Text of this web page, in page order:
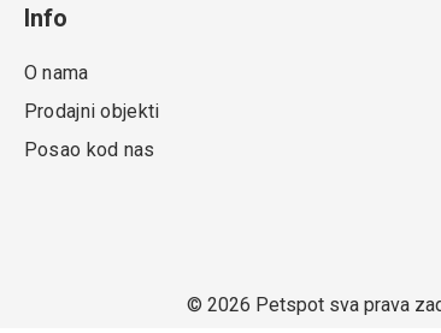
Info
O nama
Prodajni objekti
Posao kod nas
© 2026 Petspot sva prava